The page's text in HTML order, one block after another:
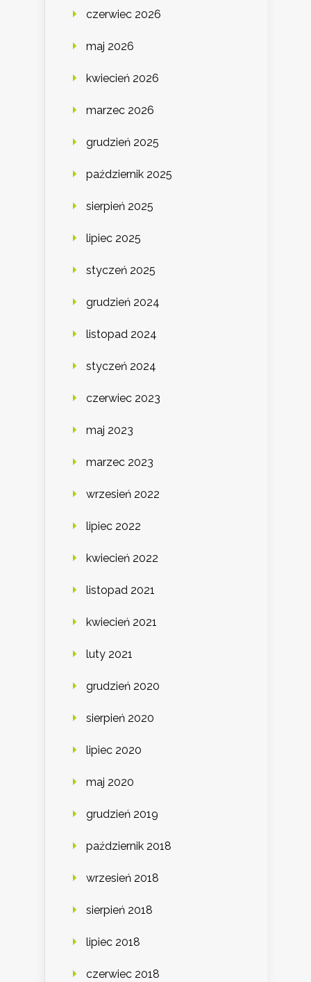
czerwiec 2026
maj 2026
kwiecień 2026
marzec 2026
grudzień 2025
październik 2025
sierpień 2025
lipiec 2025
styczeń 2025
grudzień 2024
listopad 2024
styczeń 2024
czerwiec 2023
maj 2023
marzec 2023
wrzesień 2022
lipiec 2022
kwiecień 2022
listopad 2021
kwiecień 2021
luty 2021
grudzień 2020
sierpień 2020
lipiec 2020
maj 2020
grudzień 2019
październik 2018
wrzesień 2018
sierpień 2018
lipiec 2018
czerwiec 2018